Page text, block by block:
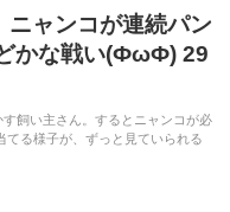
ニャンコが連続パン
かな戦い(ФωФ) 29
飼い主さん。するとニャンコが必
る様子が、ずっと見ていられる